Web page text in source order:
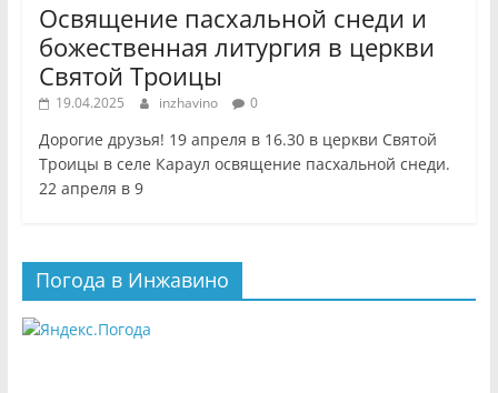
Освящение пасхальной снеди и
божественная литургия в церкви
Святой Троицы
19.04.2025 inzhavino 0
Дорогие друзья! 19 апреля в 16.30 в церкви Святой
Троицы в селе Караул освящение пасхальной снеди.
22 апреля в 9
Погода в Инжавино